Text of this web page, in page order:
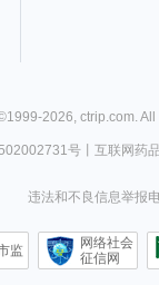
1999-2026 ctrip.com .
号丨 互联网药
违法和不良信息举报
监
网络社会
征信网